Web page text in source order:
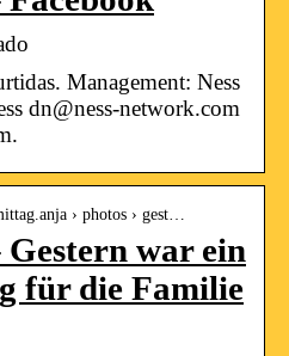
Management: Ness
dn@ness-network.com
› photos › gest…
war ein
für die Familie